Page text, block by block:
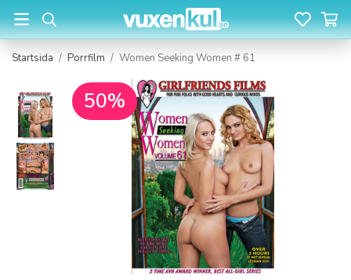
Startsida / Porrfilm / Women Seeking Women # 61
50%